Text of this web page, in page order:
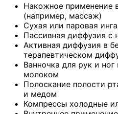
Накожное применение
(например, массаж)
Сухая или паровая
Пассивная диффузия с
Активная диффузия в
терапевтическом
Ванночка для рук и
молоком
Полоскание полости
и медом
Компрессы холодные